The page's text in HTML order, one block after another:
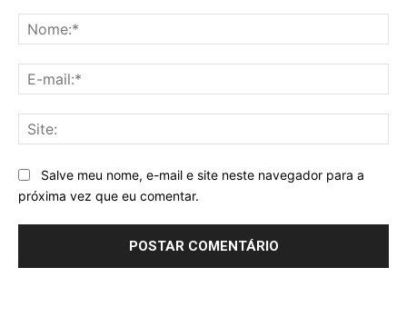
Salve meu nome, e-mail e site neste navegador para a
próxima vez que eu comentar.